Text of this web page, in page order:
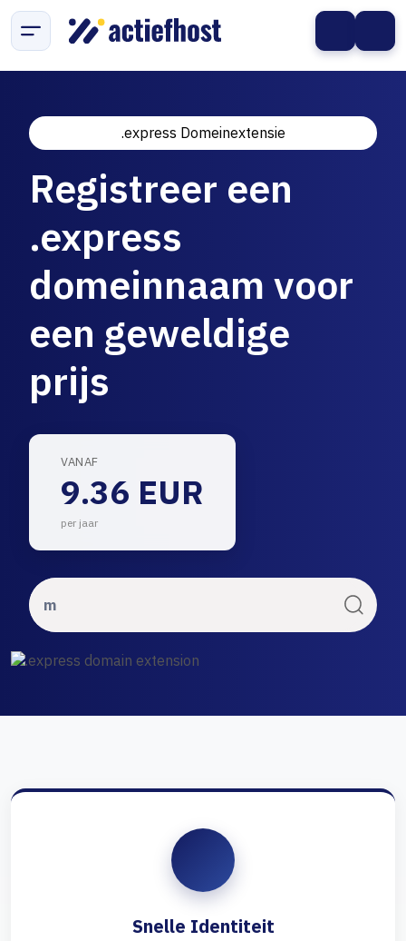
.express Domeinextensie
Registreer een
.express
domeinnaam voor
een geweldige
prijs
VANAF
9.36 EUR
per jaar
Snelle Identiteit